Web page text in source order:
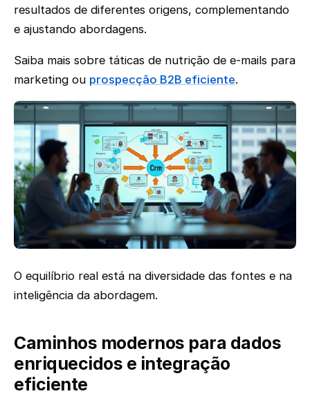
resultados de diferentes origens, complementando
e ajustando abordagens.
Saiba mais sobre táticas de nutrição de e-mails para
marketing ou prospecção B2B eficiente.
O equilíbrio real está na diversidade das fontes e na
inteligência da abordagem.
Caminhos modernos para dados
enriquecidos e integração
eficiente